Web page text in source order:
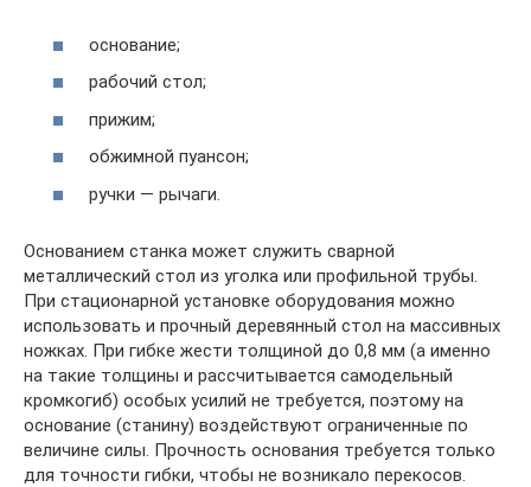
основание;
рабочий стол;
прижим;
обжимной пуансон;
ручки — рычаги.
Основанием станка может служить сварной
металлический стол из уголка или профильной трубы.
При стационарной установке оборудования можно
использовать и прочный деревянный стол на массивных
ножках. При гибке жести толщиной до 0,8 мм (а именно
на такие толщины и рассчитывается самодельный
кромкогиб) особых усилий не требуется, поэтому на
основание (станину) воздействуют ограниченные по
величине силы. Прочность основания требуется только
для точности гибки, чтобы не возникало перекосов.